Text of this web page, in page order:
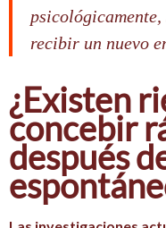
recibir un nuevo
¿Existen
concebir
después